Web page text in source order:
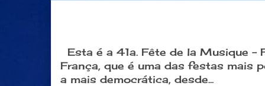
Esta é a 41a. Fête de la Musique -
França, que é uma das festas mais
a mais democrática, desde...